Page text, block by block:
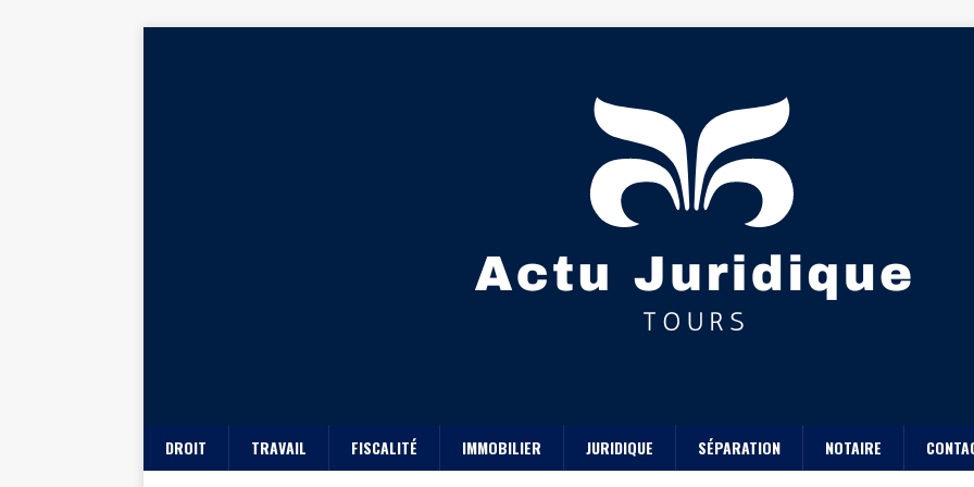
DROIT TRAVAIL FISCALITÉ IMMOBILIER JURIDIQUE SÉPARATION NOTAIRE